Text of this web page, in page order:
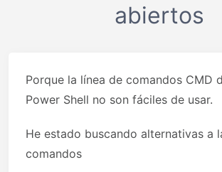
abiertos
Porque la línea de comandos CMD
Power Shell no son fáciles de usar.
He estado buscando alternativas a
comandos